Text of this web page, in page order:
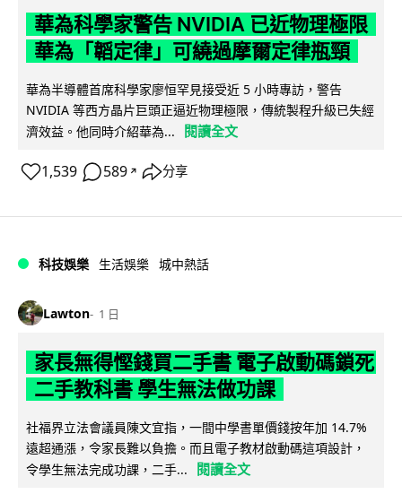
華為科學家警告 NVIDIA 已近物理極限
華為「韜定律」可繞過摩爾定律瓶頸
華為半導體首席科學家廖恒罕見接受近 5 小時專訪，警告
NVIDIA 等西方晶片巨頭正逼近物理極限，傳統製程升級已失經
濟效益。他同時介紹華為...
閱讀全文
1,539 589 ↗ 分享
科技娛樂 生活娛樂 城中熱話
Lawton 1 日
家長無得慳錢買二手書 電子啟動碼鎖死
二手教科書 學生無法做功課
社福界立法會議員陳文宜指，一間中學書單價錢按年加 14.7%
遠超通漲，令家長難以負擔。而且電子教材啟動碼這項設計，
令學生無法完成功課，二手...
閱讀全文